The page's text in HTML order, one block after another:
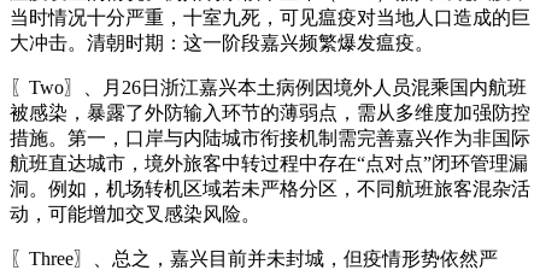
当时情况十分严重，十室九死，可见瘟疫对当地人口造成的巨
大冲击。清朝时期：这一阶段嘉兴频繁爆发瘟疫。
〖Two〗、月26日浙江嘉兴本土病例因境外人员混乘国内航班
被感染，暴露了外防输入环节的薄弱点，需从多维度加强防控
措施。第一，口岸与内陆城市衔接机制需完善嘉兴作为非国际
航班直达城市，境外旅客中转过程中存在“点对点”闭环管理漏
洞。例如，机场转机区域若未严格分区，不同航班旅客混杂活
动，可能增加交叉感染风险。
〖Three〗、总之，嘉兴目前并未封城，但疫情形势依然严